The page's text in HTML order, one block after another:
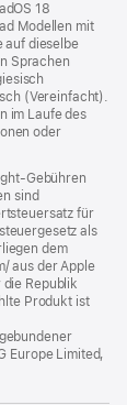
18
Modellen mit
auf dieselbe
Sprachen
(Vereinfacht).
im Laufe des
oder
Gebühren
sind
für
als
dem
aus der Apple
Republik
Produkt ist
Europe Limited,